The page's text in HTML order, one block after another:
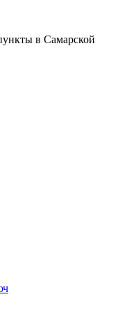
в Самарской